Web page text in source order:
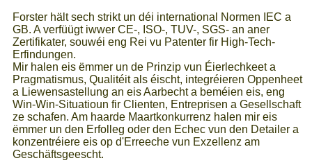
Forster hält sech strikt un déi international Normen IEC a
GB. A verfüügt iwwer CE-, ISO-, TUV-, SGS- an aner
Zertifikater, souwéi eng Rei vu Patenter fir High-Tech-
Erfindungen.
Mir halen eis ëmmer un de Prinzip vun Éierlechkeet a
Pragmatismus, Qualitéit als éischt, integréieren Oppenheet
a Liewensastellung an eis Aarbecht a beméien eis, eng
Win-Win-Situatioun fir Clienten, Entreprisen a Gesellschaft
ze schafen. Am haarde Maartkonkurrenz halen mir eis
ëmmer un den Erfolleg oder den Echec vun den Detailer a
konzentréiere eis op d'Erreeche vun Exzellenz am
Geschäftsgeescht.